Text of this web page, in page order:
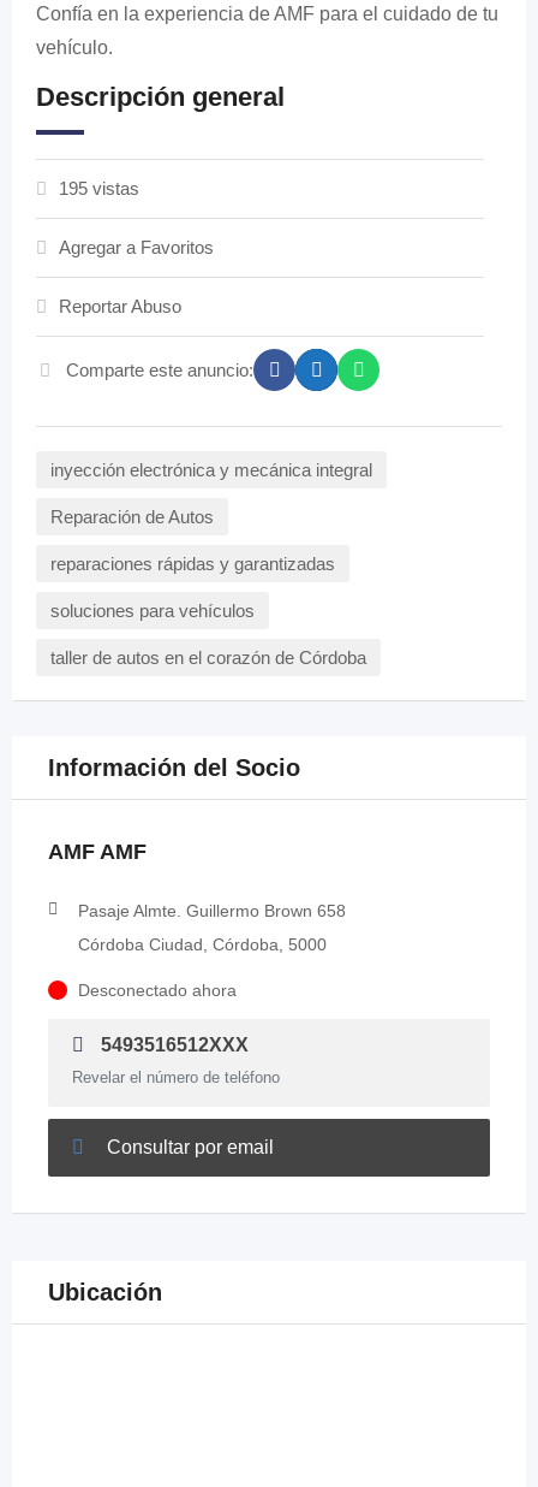
Confía en la experiencia de AMF para el cuidado de tu
vehículo.
Descripción general
195 vistas
Agregar a Favoritos
Reportar Abuso
Comparte este anuncio:
inyección electrónica y mecánica integral
Reparación de Autos
reparaciones rápidas y garantizadas
soluciones para vehículos
taller de autos en el corazón de Córdoba
Información del Socio
AMF AMF
Pasaje Almte. Guillermo Brown 658
Córdoba Ciudad, Córdoba, 5000
Desconectado ahora
5493516512XXX
Revelar el número de teléfono
Consultar por email
Ubicación